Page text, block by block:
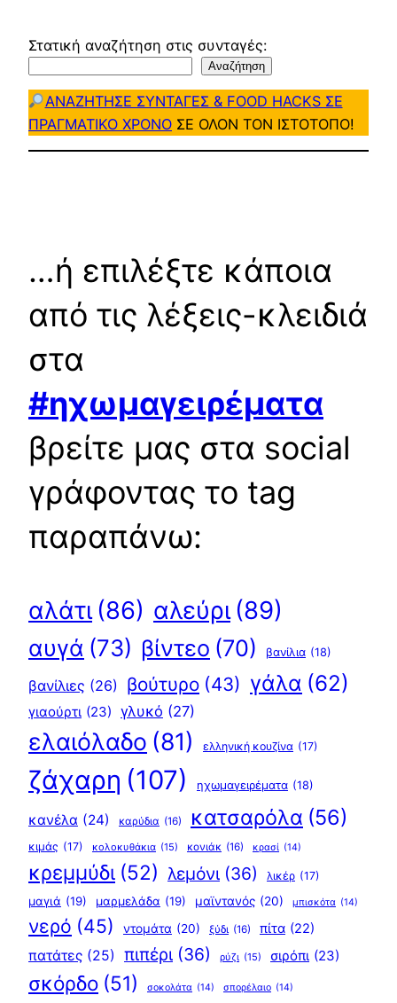
Στατική αναζήτηση στις συνταγές:
Αναζήτηση
ΑΝΑΖΗΤΗΣΕ ΣΥΝΤΑΓΕΣ & FOOD HACKS ΣΕ
ΠΡΑΓΜΑΤΙΚΟ ΧΡΟΝΟ ΣΕ ΟΛΟΝ ΤΟΝ ΙΣΤΟΤΟΠΟ!
…ή επιλέξτε κάποια
από τις λέξεις-κλειδιά
στα
#ηχωμαγειρέματα
βρείτε μας στα social
γράφοντας το tag
παραπάνω:
αλάτι (86) αλεύρι (89)
αυγά (73) βίντεο (70) βανίλια (18)
βανίλιες (26) βούτυρο (43) γάλα (62)
γιαούρτι (23) γλυκό (27)
ελαιόλαδο (81) ελληνική κουζίνα (17)
ζάχαρη (107) ηχωμαγειρέματα (18)
κανέλα (24) καρύδια (16) κατσαρόλα (56)
κιμάς (17) κολοκυθάκια (15) κονιάκ (16) κρασί (14)
κρεμμύδι (52) λεμόνι (36) λικέρ (17)
μαγιά (19) μαρμελάδα (19) μαϊντανός (20) μπισκότα (14)
νερό (45) ντομάτα (20) ξύδι (16) πίτα (22)
πατάτες (25) πιπέρι (36) ρύζι (15) σιρόπι (23)
σκόρδο (51) σοκολάτα (14) σπορέλαιο (14)